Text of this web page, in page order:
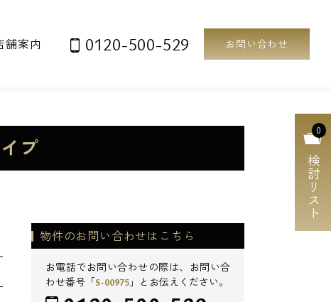
舗案内 0120-500-529 お問い合わせ
0
検討リスト
プ
物件のお問い合わせはこちら
お電話でお問い合わせの際は、お問い合
わせ番号「S-00975 」とお伝えください。